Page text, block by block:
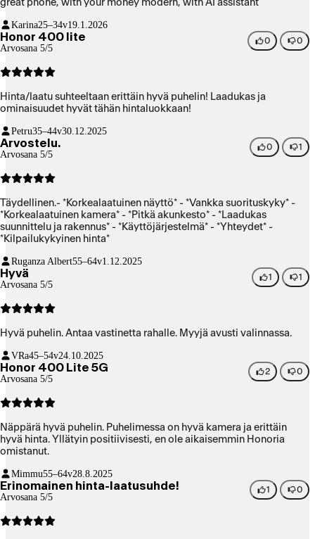
great phone, with your money modern, with AI assistant
Karina25–34v19.1.2026
Honor 400 lite
Arvosana 5/5
0 0
Hinta/laatu suhteeltaan erittäin hyvä puhelin! Laadukas ja
ominaisuudet hyvät tähän hintaluokkaan!
Petru35–44v30.12.2025
Arvostelu.
Arvosana 5/5
0 1
Täydellinen.- *Korkealaatuinen näyttö* - *Vankka suorituskyky* -
*Korkealaatuinen kamera* - *Pitkä akunkesto* - *Laadukas
suunnittelu ja rakennus* - *Käyttöjärjestelmä* - *Yhteydet* -
*Kilpailukykyinen hinta*
Ruganza Albert55–64v1.12.2025
Hyvä
Arvosana 5/5
1 1
Hyvä puhelin. Antaa vastinetta rahalle. Myyjä avusti valinnassa.
VRa45–54v24.10.2025
Honor 400 Lite 5G
Arvosana 5/5
2 0
Näppärä hyvä puhelin. Puhelimessa on hyvä kamera ja erittäin
hyvä hinta. Yllätyin positiivisesti, en ole aikaisemmin Honoria
omistanut.
Mimmu55–64v28.8.2025
Erinomainen hinta-laatusuhde!
Arvosana 5/5
1 0